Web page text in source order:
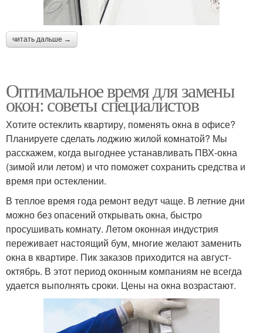
читать дальше →
Оптимальное время для замены
окон: советы специалистов
Хотите остеклить квартиру, поменять окна в офисе?
Планируете сделать лоджию жилой комнатой? Мы
расскажем, когда выгоднее устанавливать ПВХ-окна
(зимой или летом) и что поможет сохранить средства и
время при остеклении.
В теплое время года ремонт ведут чаще. В летние дни
можно без опасений открывать окна, быстро
просушивать комнату. Летом оконная индустрия
переживает настоящий бум, многие желают заменить
окна в квартире. Пик заказов приходится на август-
октябрь. В этот период оконным компаниям не всегда
удается выполнять сроки. Цены на окна возрастают.